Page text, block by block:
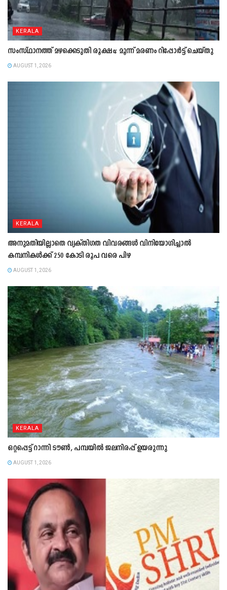
KERALA
സംസ്ഥാനത്ത് മഴക്കെടുതി രൂക്ഷം; മൂന്ന് മരണം റിപ്പോർട്ട് ചെയ്തു
AUGUST 1, 2026
KERALA
അനുമതിയില്ലാതെ വ്യക്തിഗത വിവരങ്ങൾ വിനിയോഗിച്ചാൽ
കമ്പനികൾക്ക് 250 കോടി രൂപ വരെ പിഴ
AUGUST 1, 2026
KERALA
ഒറ്റപ്പെട്ട് റാന്നി ടൗൺ, പമ്പയിൽ ജലനിരപ്പ് ഉയരുന്നു
AUGUST 1, 2026